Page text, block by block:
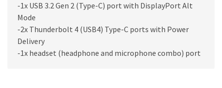
-1x USB 3.2 Gen 2 (Type-C) port with DisplayPort Alt
Mode
-2x Thunderbolt 4 (USB4) Type-C ports with Power
Delivery
-1x headset (headphone and microphone combo) port